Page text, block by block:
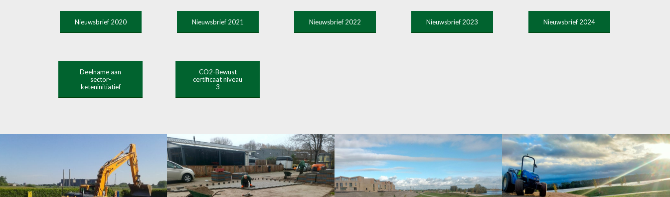
Nieuwsbrief 2020 Nieuwsbrief 2021 Nieuwsbrief 2022 Nieuwsbrief 2023 Nieuwsbrief 2024
Deelname aan
sector-
keteninitiatief
CO2-Bewust
certificaat niveau
3